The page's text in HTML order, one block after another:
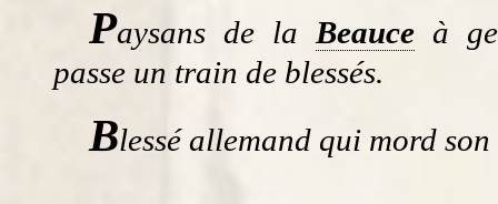
Paysans de laBeauce à
passe un train de blessés.
Blessé allemand qui mord